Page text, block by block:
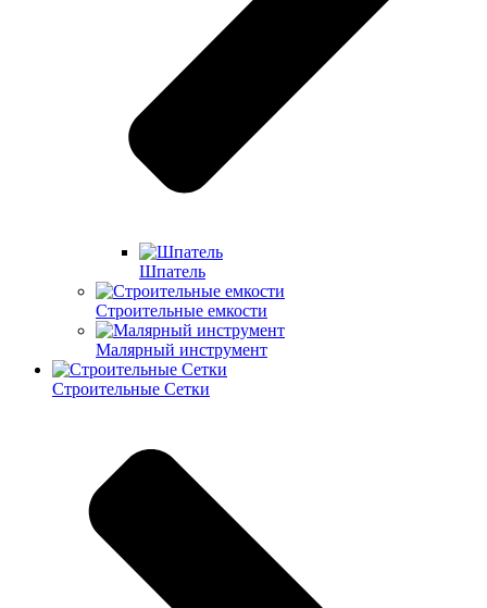
Шпатель
Строительные емкости
Малярный инструмент
Строительные Сетки